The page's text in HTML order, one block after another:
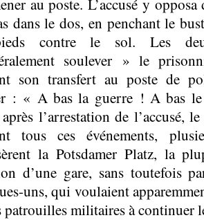
au poste. L’accusé y
dans le dos, en penchant le
contre le sol. Les
soulever » le
son transfert au poste de
: « A bas la guerre ! A bas
l’arrestation de l’accusé,
tous ces événements,
la Potsdamer Platz, la
d’une gare, sans toutefois
uns, qui voulaient
patrouilles militaires à continuer